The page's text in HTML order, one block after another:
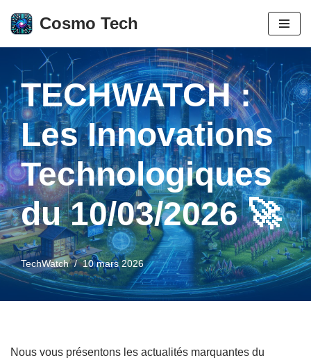
Aller
contenu
Cosmo Tech
TECHWATCH :
Les Innovations
Technologiques
du 10/03/2026 🚀
TechWatch 10 mars 2026
Nous vous présentons les actualités marquantes du